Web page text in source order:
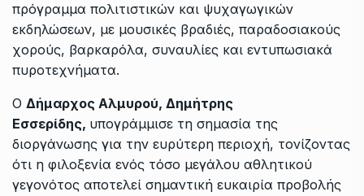
πρόγραμμα πολιτιστικών και ψυχαγωγικών
εκδηλώσεων, με μουσικές βραδιές, παραδοσιακούς
χορούς, βαρκαρόλα, συναυλίες και εντυπωσιακά
πυροτεχνήματα.
Ο Δήμαρχος Αλμυρού, Δημήτρης
Εσσερίδης, υπογράμμισε τη σημασία της
διοργάνωσης για την ευρύτερη περιοχή, τονίζοντας
ότι η φιλοξενία ενός τόσο μεγάλου αθλητικού
γεγονότος αποτελεί σημαντική ευκαιρία προβολής